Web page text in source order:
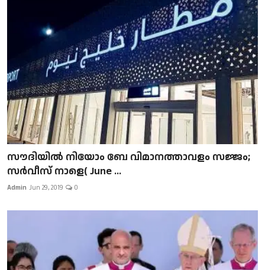
സൗദിയിൽ നിയോം ബേ വിമാനത്താവളം സജ്ജം;
സർവീസ് നാളെ( June ...
Admin Jun 29, 2019 0